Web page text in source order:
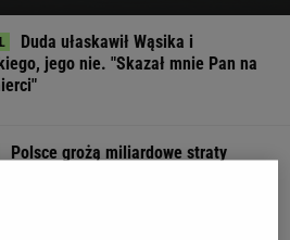
Duda ułaskawił Wąsika i
jego nie. "Skazał mnie Pan na
Polsce grożą miliardowe straty